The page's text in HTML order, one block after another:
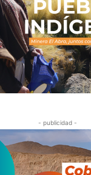
- publicidad -